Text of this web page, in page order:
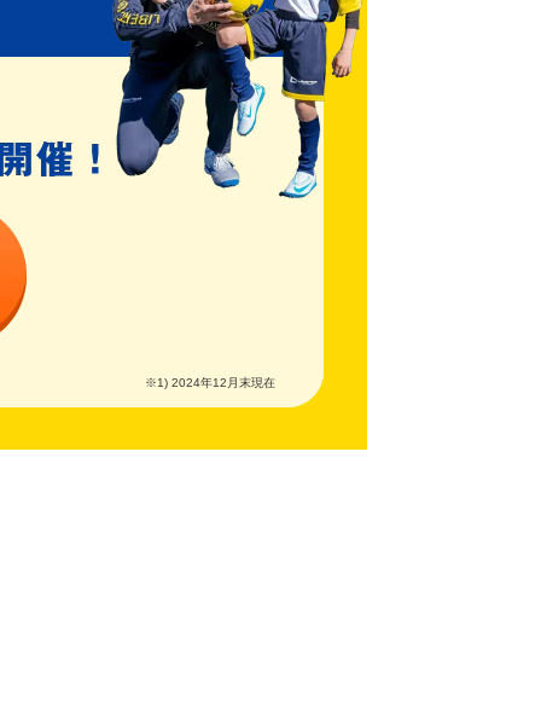
※1) 2024年12月末現在